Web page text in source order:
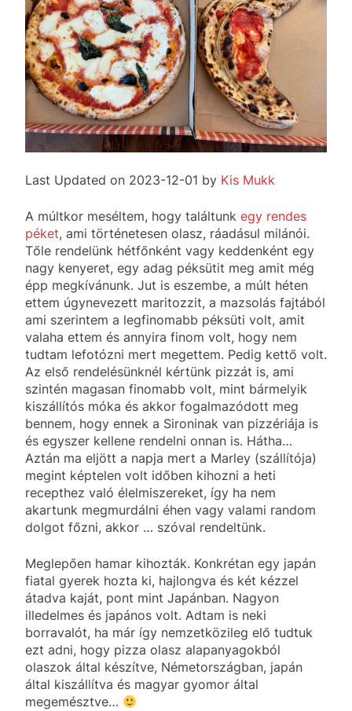
Last Updated on 2023-12-01 by Kis Mukk
A múltkor meséltem, hogy találtunk egy rendes
péket, ami történetesen olasz, ráadásul milánói.
Tőle rendelünk hétfőnként vagy keddenként egy
nagy kenyeret, egy adag péksütit meg amit még
épp megkívánunk. Jut is eszembe, a múlt héten
ettem úgynevezett maritozzit, a mazsolás fajtából
ami szerintem a legfinomabb péksüti volt, amit
valaha ettem és annyira finom volt, hogy nem
tudtam lefotózni mert megettem. Pedig kettő volt.
Az első rendelésünknél kértünk pizzát is, ami
szintén magasan finomabb volt, mint bármelyik
kiszállítós móka és akkor fogalmazódott meg
bennem, hogy ennek a Sironinak van pizzériája is
és egyszer kellene rendelni onnan is. Hátha…
Aztán ma eljött a napja mert a Marley (szállítója)
megint képtelen volt időben kihozni a heti
recepthez való élelmiszereket, így ha nem
akartunk megmurdálni éhen vagy valami random
dolgot főzni, akkor … szóval rendeltünk.
Meglepően hamar kihozták. Konkrétan egy japán
fiatal gyerek hozta ki, hajlongva és két kézzel
átadva kaját, pont mint Japánban. Nagyon
illedelmes és japános volt. Adtam is neki
borravalót, ha már így nemzetközileg elő tudtuk
ezt adni, hogy pizza olasz alapanyagokból
olaszok által készítve, Németországban, japán
által kiszállítva és magyar gyomor által
megemésztve…